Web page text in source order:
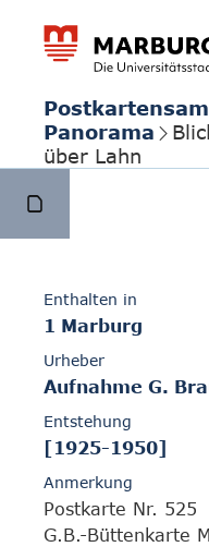
Panorama
über Lahn
Enthalten in
1 Marburg
Urheber
Aufnahme G.
Entstehung
[1925-1950]
Anmerkung
Postkarte Nr. 525
G.B.-Büttenkarte